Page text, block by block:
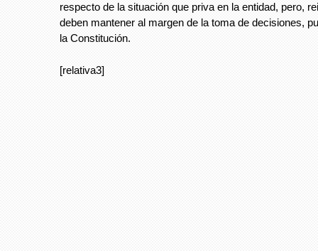
respecto de la situación que priva en la entidad, pero,
deben mantener al margen de la toma de decisiones,
la Constitución.
[relativa3]